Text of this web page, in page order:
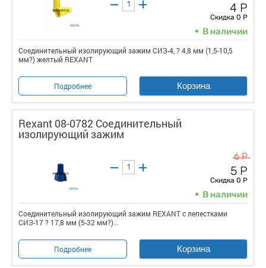
4 Р
Скидка 0 Р
В наличии
Соединительный изолирующий зажим СИЗ-4, ? 4,8 мм (1,5-10,5
мм?) желтый REXANT
Подробнее Корзина
Rexant 08-0782 Соединительный
изолирующий зажим
6 Р
5 Р
Скидка 0 Р
В наличии
Соединительный изолирующий зажим REXANT с лепестками
СИЗ-17 ? 17,8 мм (5-32 мм?)...
Подробнее Корзина